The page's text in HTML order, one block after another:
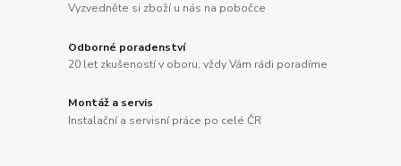
Vyzvedněte si zboží u nás na pobočce
Odborné poradenství
20 let zkušeností v oboru, vždy Vám rádi poradíme
Montáž a servis
Instalační a servisní práce po celé ČR